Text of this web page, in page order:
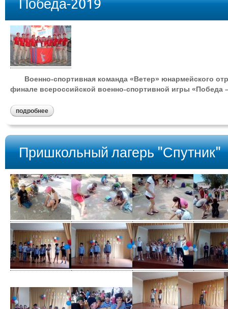
Победа-2019
Военно-спортивная команда «Ветер» юнармейского
финале всероссийской военно-спортивной игры «Победа
подробнее
Пришкольный лагерь "Спутник"